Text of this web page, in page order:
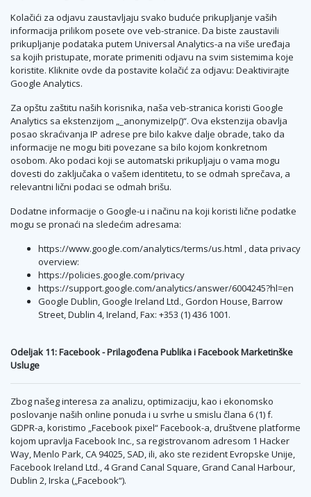
Kolačići za odjavu zaustavljaju svako buduće prikupljanje vaših
informacija prilikom posete ove veb-stranice. Da biste zaustavili
prikupljanje podataka putem Universal Analytics-a na više uređaja
sa kojih pristupate, morate primeniti odjavu na svim sistemima koje
koristite. Kliknite ovde da postavite kolačić za odjavu: Deaktivirajte
Google Analytics.
Za opštu zaštitu naših korisnika, naša veb-stranica koristi Google
Analytics sa ekstenzijom „_anonymizeIp()“. Ova ekstenzija obavlja
posao skraćivanja IP adrese pre bilo kakve dalјe obrade, tako da
informacije ne mogu biti povezane sa bilo kojom konkretnom
osobom. Ako podaci koji se automatski prikupljaju o vama mogu
dovesti do zaključaka o vašem identitetu, to se odmah sprečava, a
relevantni lični podaci se odmah brišu.
Dodatne informacije o Google-u i načinu na koji koristi lične podatke
mogu se pronaći na sledećim adresama:
https://www.google.com/analytics/terms/us.html , data privacy
overview:
https://policies.google.com/privacy
https://support.google.com/analytics/answer/6004245?hl=en
Google Dublin, Google Ireland Ltd., Gordon House, Barrow
Street, Dublin 4, Ireland, Fax: +353 (1) 436 1001.
Odeljak 11: Facebook - Prilagođena Publika i Facebook Marketinške
Usluge
Zbog našeg interesa za analizu, optimizaciju, kao i ekonomsko
poslovanje naših online ponuda i u svrhe u smislu člana 6 (1) f.
GDPR-a, koristimo „Facebook pixel“ Facebook-a, društvene platforme
kojom upravlja Facebook Inc., sa registrovanom adresom 1 Hacker
Way, Menlo Park, CA 94025, SAD, ili, ako ste rezident Evropske Unije,
Facebook Ireland Ltd., 4 Grand Canal Square, Grand Canal Harbour,
Dublin 2, Irska („Facebook“).